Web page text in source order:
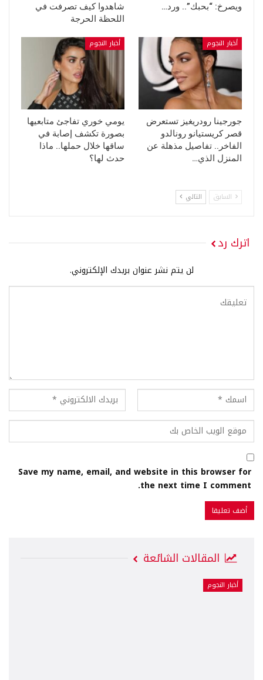
ويصرخ: “بحبك”.. ورد…
شاهدوا كيف تصرفت في
اللحظة الحرجة
أخبار النجوم
جورجينا رودريغيز تستعرض
قصر كريستيانو رونالدو
الفاخر.. تفاصيل مذهلة عن
المنزل الذي…
أخبار النجوم
يومي خوري تفاجئ متابعيها
بصورة تكشف إصابة في
ساقها خلال حملها.. ماذا
حدث لها؟
السابق التالي
اترك رد
لن يتم نشر عنوان بريدك الإلكتروني.
Save my name, email, and website in this browser for
the next time I comment.
المقالات الشائعة
أخبار النجوم